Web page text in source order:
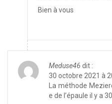
Bien à vous
Meduse46 dit :
30 octobre 2021 à
La méthode
e de l’épaule il y a